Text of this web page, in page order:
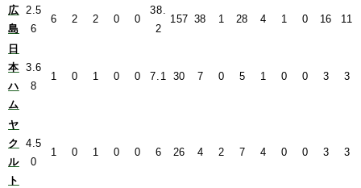
広
島
2.5
6
6 2 2 0 0
38.
2
157 38 1 28 4 1 0 16 11
日
本
ハ
ム
3.6
8
1 0 1 0 0 7.1 30 7 0 5 1 0 0 3 3
ヤ
ク
ル
ト
4.5
0
1 0 1 0 0 6 26 4 2 7 4 0 0 3 3